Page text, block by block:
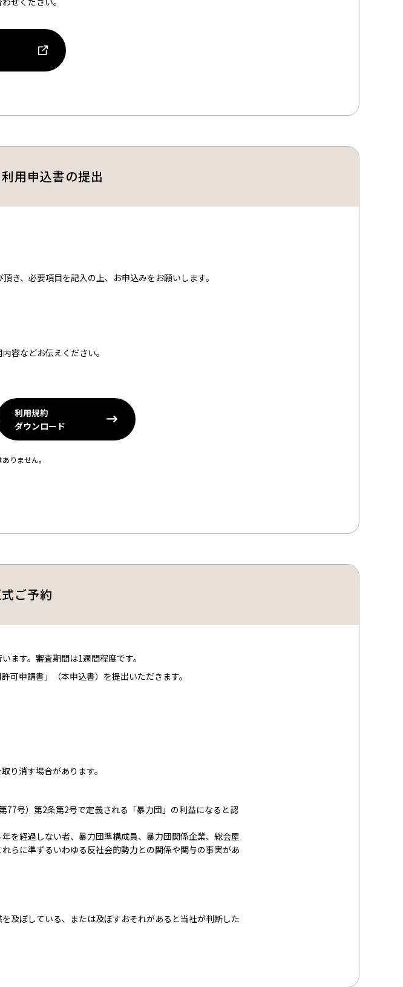
用申込書の提出
き、必要項目を記入の上、お申込みをお願いします。
容などお伝えください。
利用規約
ダウンロード
りません。
ご予約
ます。審査期間は1週間程度です。
可申請書」（本申込書）を提出いただきます。
り消す場合があります。
号）第2条第2号で定義される「暴力団」の利益になると認
を経過しない者、暴力団準構成員、暴力団関係企業、総会屋
らに準ずるいわゆる反社会的勢力との関係や関与の事実があ
及ぼしている、または及ぼすおそれがあると当社が判断した